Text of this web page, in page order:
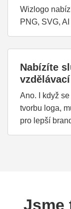
Wizlogo
PNG, SVG,
Nabízíte
Ano. I když
tvorbu loga,
pro lepší
Jsme